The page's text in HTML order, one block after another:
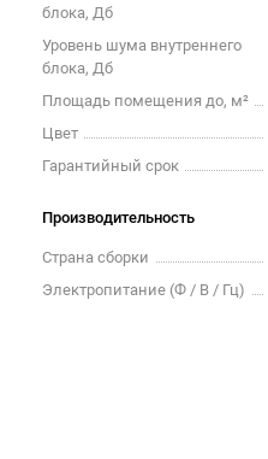
блока, Дб
Уровень шума внутреннего
блока, Дб
Площадь помещения до, м²
Цвет
Гарантийный срок
Производительность
Страна сборки
Электропитание (Ф / В / Гц)